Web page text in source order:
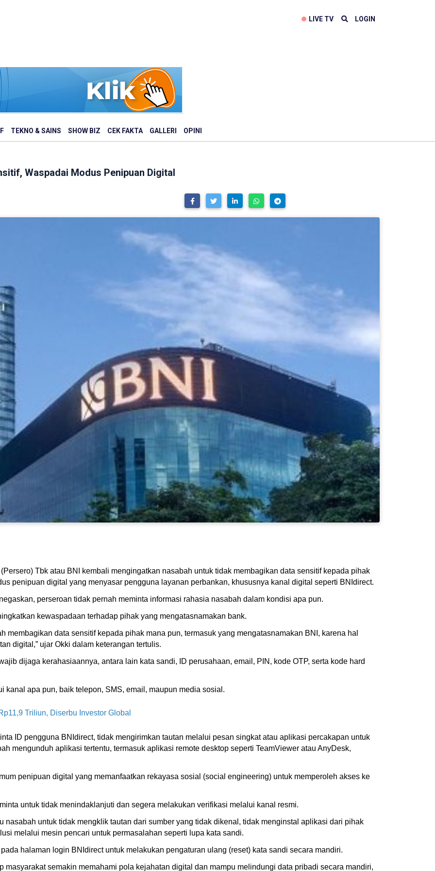
LIVE TV LOGIN
TEKNO & SAINS SHOW BIZ CEK FAKTA GALLERI OPINI
Waspadai Modus Penipuan Digital
Tbk atau BNI kembali mengingatkan nasabah untuk tidak membagikan data sensitif kepada pihak
penipuan digital yang menyasar pengguna layanan perbankan, khususnya kanal digital seperti BNIdirect.
perseroan tidak pernah meminta informasi rahasia nasabah dalam kondisi apa pun.
kewaspadaan terhadap pihak yang mengatasnamakan bank.
membagikan data sensitif kepada pihak mana pun, termasuk yang mengatasnamakan BNI, karena hal
digital,” ujar Okki dalam keterangan tertulis.
dijaga kerahasiaannya, antara lain kata sandi, ID perusahaan, email, PIN, kode OTP, serta kode hard
kanal apa pun, baik telepon, SMS, email, maupun media sosial.
Triliun, Diserbu Investor Global
ID pengguna BNIdirect, tidak mengirimkan tautan melalui pesan singkat atau aplikasi percakapan untuk
mengunduh aplikasi tertentu, termasuk aplikasi remote desktop seperti TeamViewer atau AnyDesk,
penipuan digital yang memanfaatkan rekayasa sosial (social engineering) untuk memperoleh akses ke
untuk tidak menindaklanjuti dan segera melakukan verifikasi melalui kanal resmi.
nasabah untuk tidak mengklik tautan dari sumber yang tidak dikenal, tidak menginstal aplikasi dari pihak
melalui mesin pencari untuk permasalahan seperti lupa kata sandi.
halaman login BNIdirect untuk melakukan pengaturan ulang (reset) kata sandi secara mandiri.
semakin memahami pola kejahatan digital dan mampu melindungi data pribadi secara mandiri,